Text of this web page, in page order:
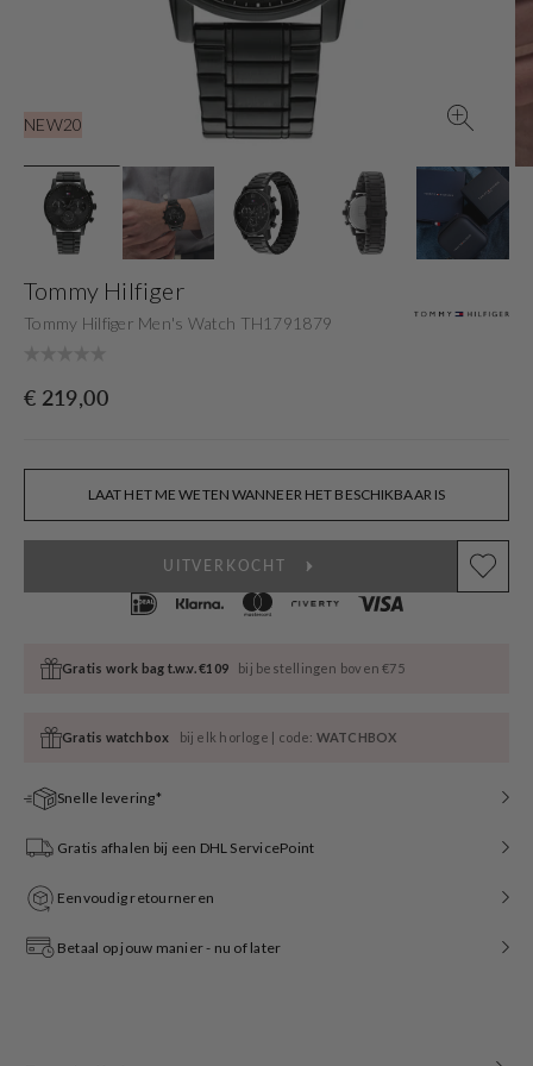
NEW20
view
Tommy Hilfiger
Tommy Hilfiger Men's Watch TH1791879
Originele
€ 219,00
LAAT HET ME WETEN WANNEER HET BESCHIKBAAR IS
UITVERKOCHT
Gratis work bag t.w.v. €109 bij bestellingen boven €75
Gratis watchbox bij elk horloge | code: WATCHBOX
Snelle levering*
Gratis afhalen bij een DHL ServicePoint
Eenvoudig retourneren
Betaal op jouw manier - nu of later